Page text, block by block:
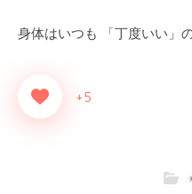
身体はいつも 「丁度いい」
+5